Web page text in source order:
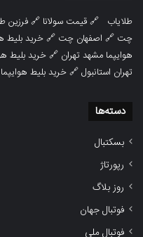
طلایاب 🔗قیمت سولانا 🔗فرزین
چت 🔗 اصفهان چت 🔗خرید بلیط
هوایپما مشهد تهران 🔗خرید بلیط
تهران استانبول🔗خرید بلیط
دسته‌ها
بسکتبال
رپورتاژ
روز بلاگ
فوتبال جهان
فوتبال ملی